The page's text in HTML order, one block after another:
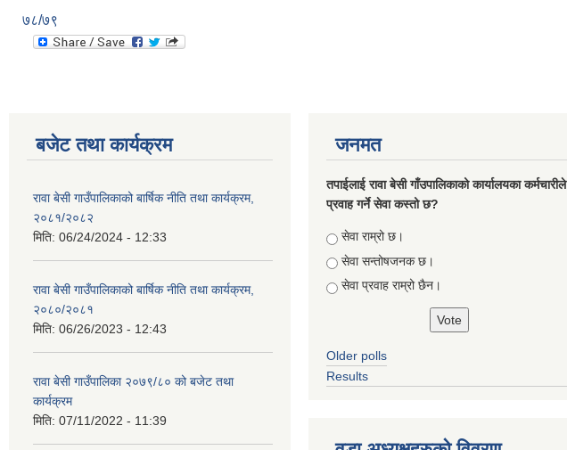
७८/७९
बजेट तथा कार्यक्रम
रावा बेसी गाउँपालिकाको बार्षिक नीति तथा कार्यक्रम,
२०८१/२०८२
मिति: 06/24/2024 - 12:33
रावा बेसी गाउँपालिकाको बार्षिक नीति तथा कार्यक्रम,
२०८०/२०८१
मिति: 06/26/2023 - 12:43
रावा बेसी गाउँपालिका २०७९/८० को बजेट तथा
कार्यक्रम
मिति: 07/11/2022 - 11:39
जनमत
तपाईलाई रावा बेसी गाँउपालिकाको कार्यालयका कर्मचारीले
प्रवाह गर्ने सेवा कस्तो छ?
Choices
सेवा राम्रो छ।
सेवा सन्तोषजनक छ।
सेवा प्रवाह राम्रो छैन।
Older polls
Results